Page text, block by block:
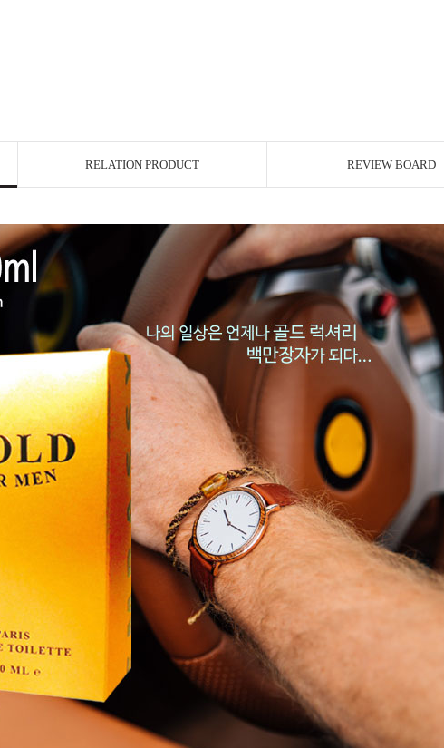
RELATION PRODUCT REVIEW BOARD